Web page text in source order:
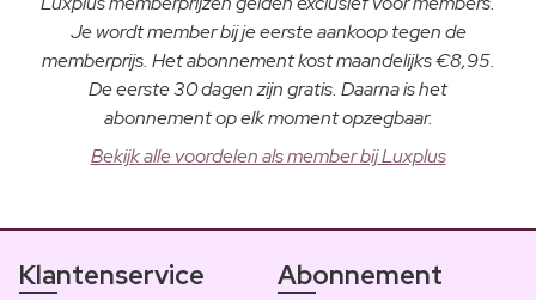
Je wordt member bij je eerste aankoop tegen de
memberprijs. Het abonnement kost maandelijks €8,95.
De eerste 30 dagen zijn gratis. Daarna is het
abonnement op elk moment opzegbaar.
Bekijk alle voordelen als member bij Luxplus
Klantenservice Abonnement